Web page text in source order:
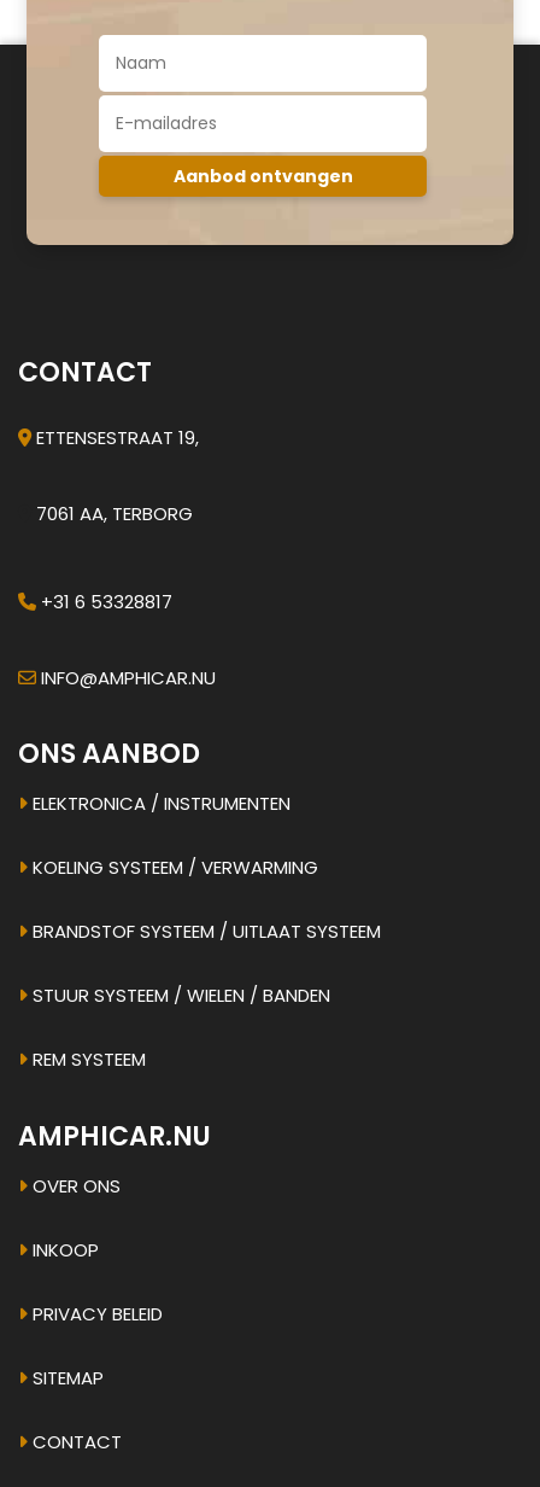
CONTACT
ETTENSESTRAAT 19,
7061 AA, TERBORG
+31 6 53328817
INFO@AMPHICAR.NU
ONS AANBOD
ELEKTRONICA / INSTRUMENTEN
KOELING SYSTEEM / VERWARMING
BRANDSTOF SYSTEEM / UITLAAT SYSTEEM
STUUR SYSTEEM / WIELEN / BANDEN
REM SYSTEEM
AMPHICAR.NU
OVER ONS
INKOOP
PRIVACY BELEID
SITEMAP
CONTACT